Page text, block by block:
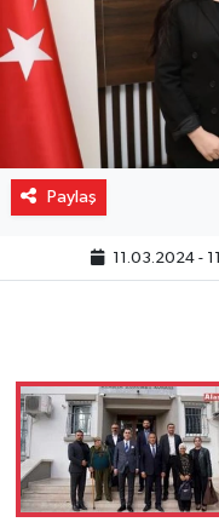
Paylaş
11.03.2024 -
Turizm